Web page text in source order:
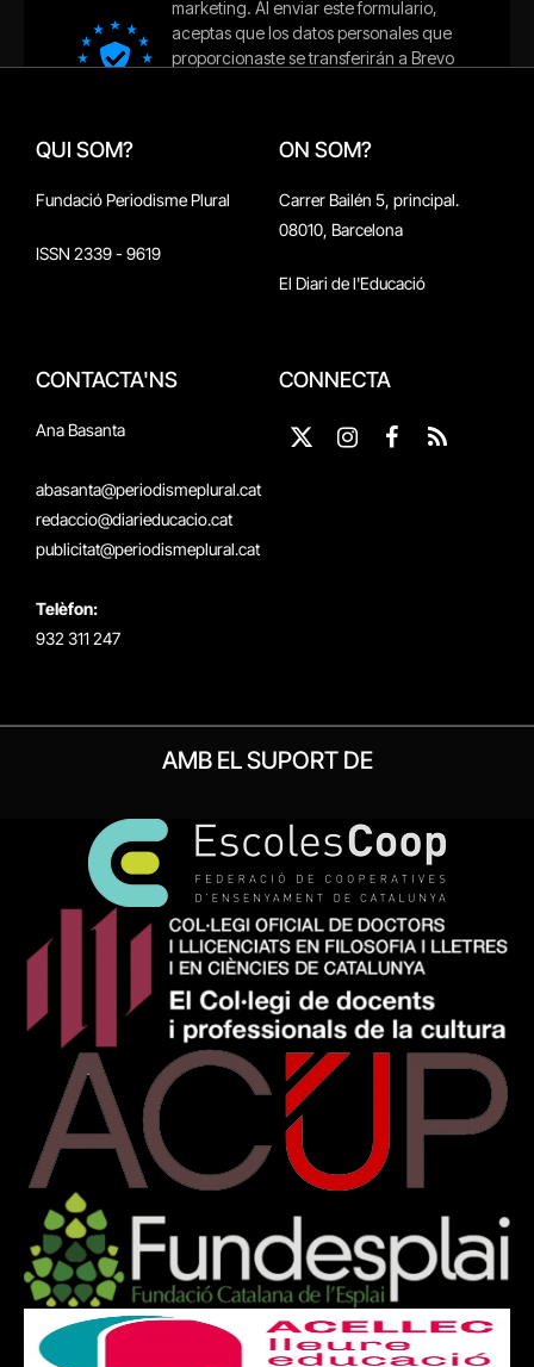
QUI SOM?
Fundació Periodisme Plural
ISSN 2339 - 9619
ON SOM?
Carrer Bailén 5, principal.
08010, Barcelona
El Diari de l'Educació
CONTACTA'NS
Ana Basanta
abasanta@periodismeplural.cat
redaccio@diarieducacio.cat
publicitat@periodismeplural.cat
Telèfon:
932 311 247
CONNECTA
X
Instagram
Facebook
RSS
AMB EL SUPORT DE